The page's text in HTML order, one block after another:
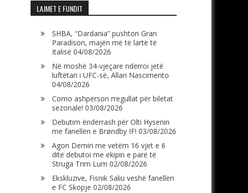
LAJMET E FUNDIT
SHBA, “Dardania” pushton Gran
Paradison, majën më të lartë të
Italisë 04/08/2026
Në moshë 34-vjeçare ndërroi jetë
luftëtari i UFC-së, Allan Nascimento
04/08/2026
Como ashpërson rregullat për biletat
sezonale! 03/08/2026
Debutim ëndërrash për Olti Hysenin
me fanellën e Brøndby IF! 03/08/2026
Agon Demiri me vetëm 16 vjet e 6
ditë debutoi me ekipin e parë të
Struga Trim Lum 02/08/2026
Ekskluzive, Fisnik Saliu veshë fanellën
e FC Skopje 02/08/2026